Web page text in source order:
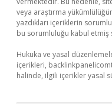
veya araştırma
yazdıkları içeriklerin
bu sorumluluğu kabul etmiş
Hukuka ve yasal
içerikleri,
halinde, ilgili içerikler yasal